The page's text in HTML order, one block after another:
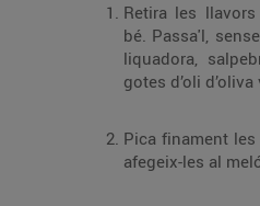
Retira les
bé. Passa'l,
liquadora,
gotes d’oli d’oliva
Pica finament
afegeix-les al